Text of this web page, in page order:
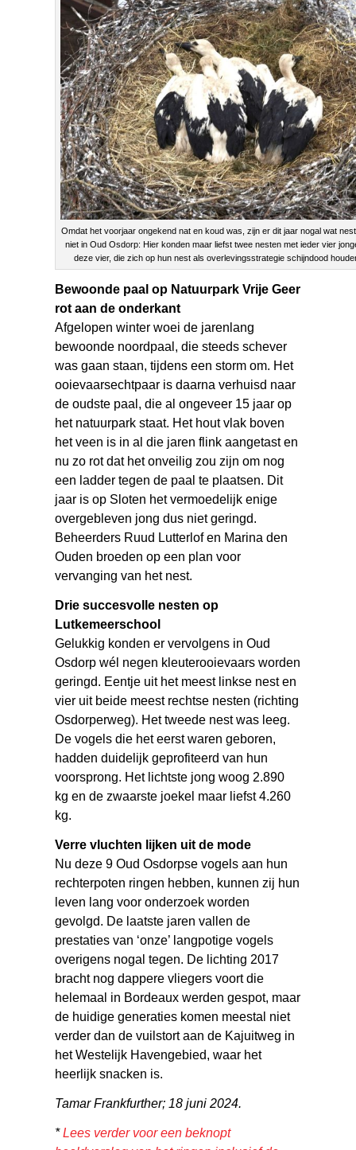
Omdat het voorjaar ongekend nat en koud was, zijn er dit jaar nogal wat
niet in Oud Osdorp: Hier konden maar liefst twee nesten met ieder vier
deze vier, die zich op hun nest als overlevingsstrategie schijndood
Bewoonde paal op Natuurpark Vrije Geer
rot aan de onderkant
Afgelopen winter woei de jarenlang
bewoonde noordpaal, die steeds schever
was gaan staan, tijdens een storm om. Het
ooievaarsechtpaar is daarna verhuisd naar
de oudste paal, die al ongeveer 15 jaar op
het natuurpark staat. Het hout vlak boven
het veen is in al die jaren flink aangetast en
nu zo rot dat het onveilig zou zijn om nog
een ladder tegen de paal te plaatsen. Dit
jaar is op Sloten het vermoedelijk enige
overgebleven jong dus niet geringd.
Beheerders Ruud Lutterlof en Marina den
Ouden broeden op een plan voor
vervanging van het nest.
Drie succesvolle nesten op
Lutkemeerschool
Gelukkig konden er vervolgens in Oud
Osdorp wél negen kleuterooievaars worden
geringd. Eentje uit het meest linkse nest en
vier uit beide meest rechtse nesten (richting
Osdorperweg). Het tweede nest was leeg.
De vogels die het eerst waren geboren,
hadden duidelijk geprofiteerd van hun
voorsprong. Het lichtste jong woog 2.890
kg en de zwaarste joekel maar liefst 4.260
kg.
Verre vluchten lijken uit de mode
Nu deze 9 Oud Osdorpse vogels aan hun
rechterpoten ringen hebben, kunnen zij hun
leven lang voor onderzoek worden
gevolgd. De laatste jaren vallen de
prestaties van ‘onze’ langpotige vogels
overigens nogal tegen. De lichting 2017
bracht nog dappere vliegers voort die
helemaal in Bordeaux werden gespot, maar
de huidige generaties komen meestal niet
verder dan de vuilstort aan de Kajuitweg in
het Westelijk Havengebied, waar het
heerlijk snacken is.
Tamar Frankfurther; 18 juni 2024.
*Lees verder voor een beknopt